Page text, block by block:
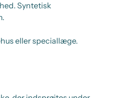
Syntetisk
eller speciallæge.